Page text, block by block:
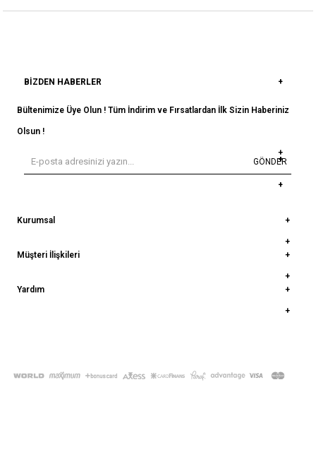
BIZDEN HABERLER
Bültenimize Üye Olun ! Tüm İndirim ve Fırsatlardan İlk Sizin Haberiniz
Olsun !
GÖNDER
Kurumsal
Müşteri İlişkileri
Yardım